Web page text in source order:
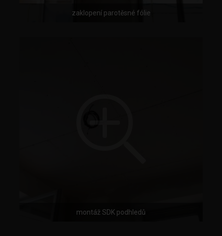
zaklopení parotěsné fólie
montáž SDK podhledů